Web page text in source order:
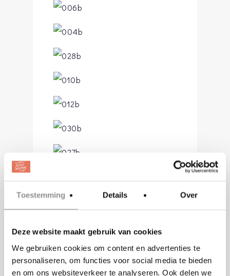
Toestemming Details Over
Deze website maakt gebruik van cookies
We gebruiken cookies om content en advertenties te
personaliseren, om functies voor social media te bieden
en om ons websiteverkeer te analyseren. Ook delen we
Om 3 uur begon de tweede
ceremonie die mede mogelijk
gemaakt werd door de volgende
partijen: Trouwjurk: Merrie Mie